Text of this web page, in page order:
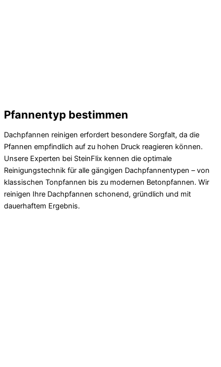
Pfannentyp bestimmen
Dachpfannen reinigen erfordert besondere Sorgfalt, da die
Pfannen empfindlich auf zu hohen Druck reagieren können.
Unsere Experten bei SteinFlix kennen die optimale
Reinigungstechnik für alle gängigen Dachpfannentypen – von
klassischen Tonpfannen bis zu modernen Betonpfannen. Wir
reinigen Ihre Dachpfannen schonend, gründlich und mit
dauerhaftem Ergebnis.